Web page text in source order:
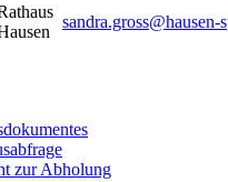
sandra.gross@hausen-
zur Abholung